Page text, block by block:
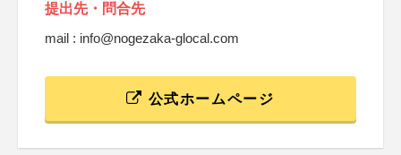
提出先・問合先
mail : info@nogezaka-glocal.com
公式ホームページ